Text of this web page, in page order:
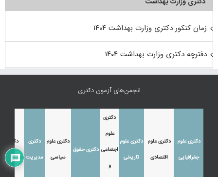
زمان کنکور دکتری وزارت بهداشت ۱۴۰۴
دفترچه دکتری وزارت بهداشت ۱۴۰۴
انجمن‌های آزمون دکتری
دکتری علوم
جغرافیایی
دکتری علوم
اقتصادی
دکتری علوم
تاریخی
دکتری
علوم
اجتماعی
و
دکتری حقوق
دکتری علوم
سیاسی
دکتری
مدیریت
دکتری
حسابداری